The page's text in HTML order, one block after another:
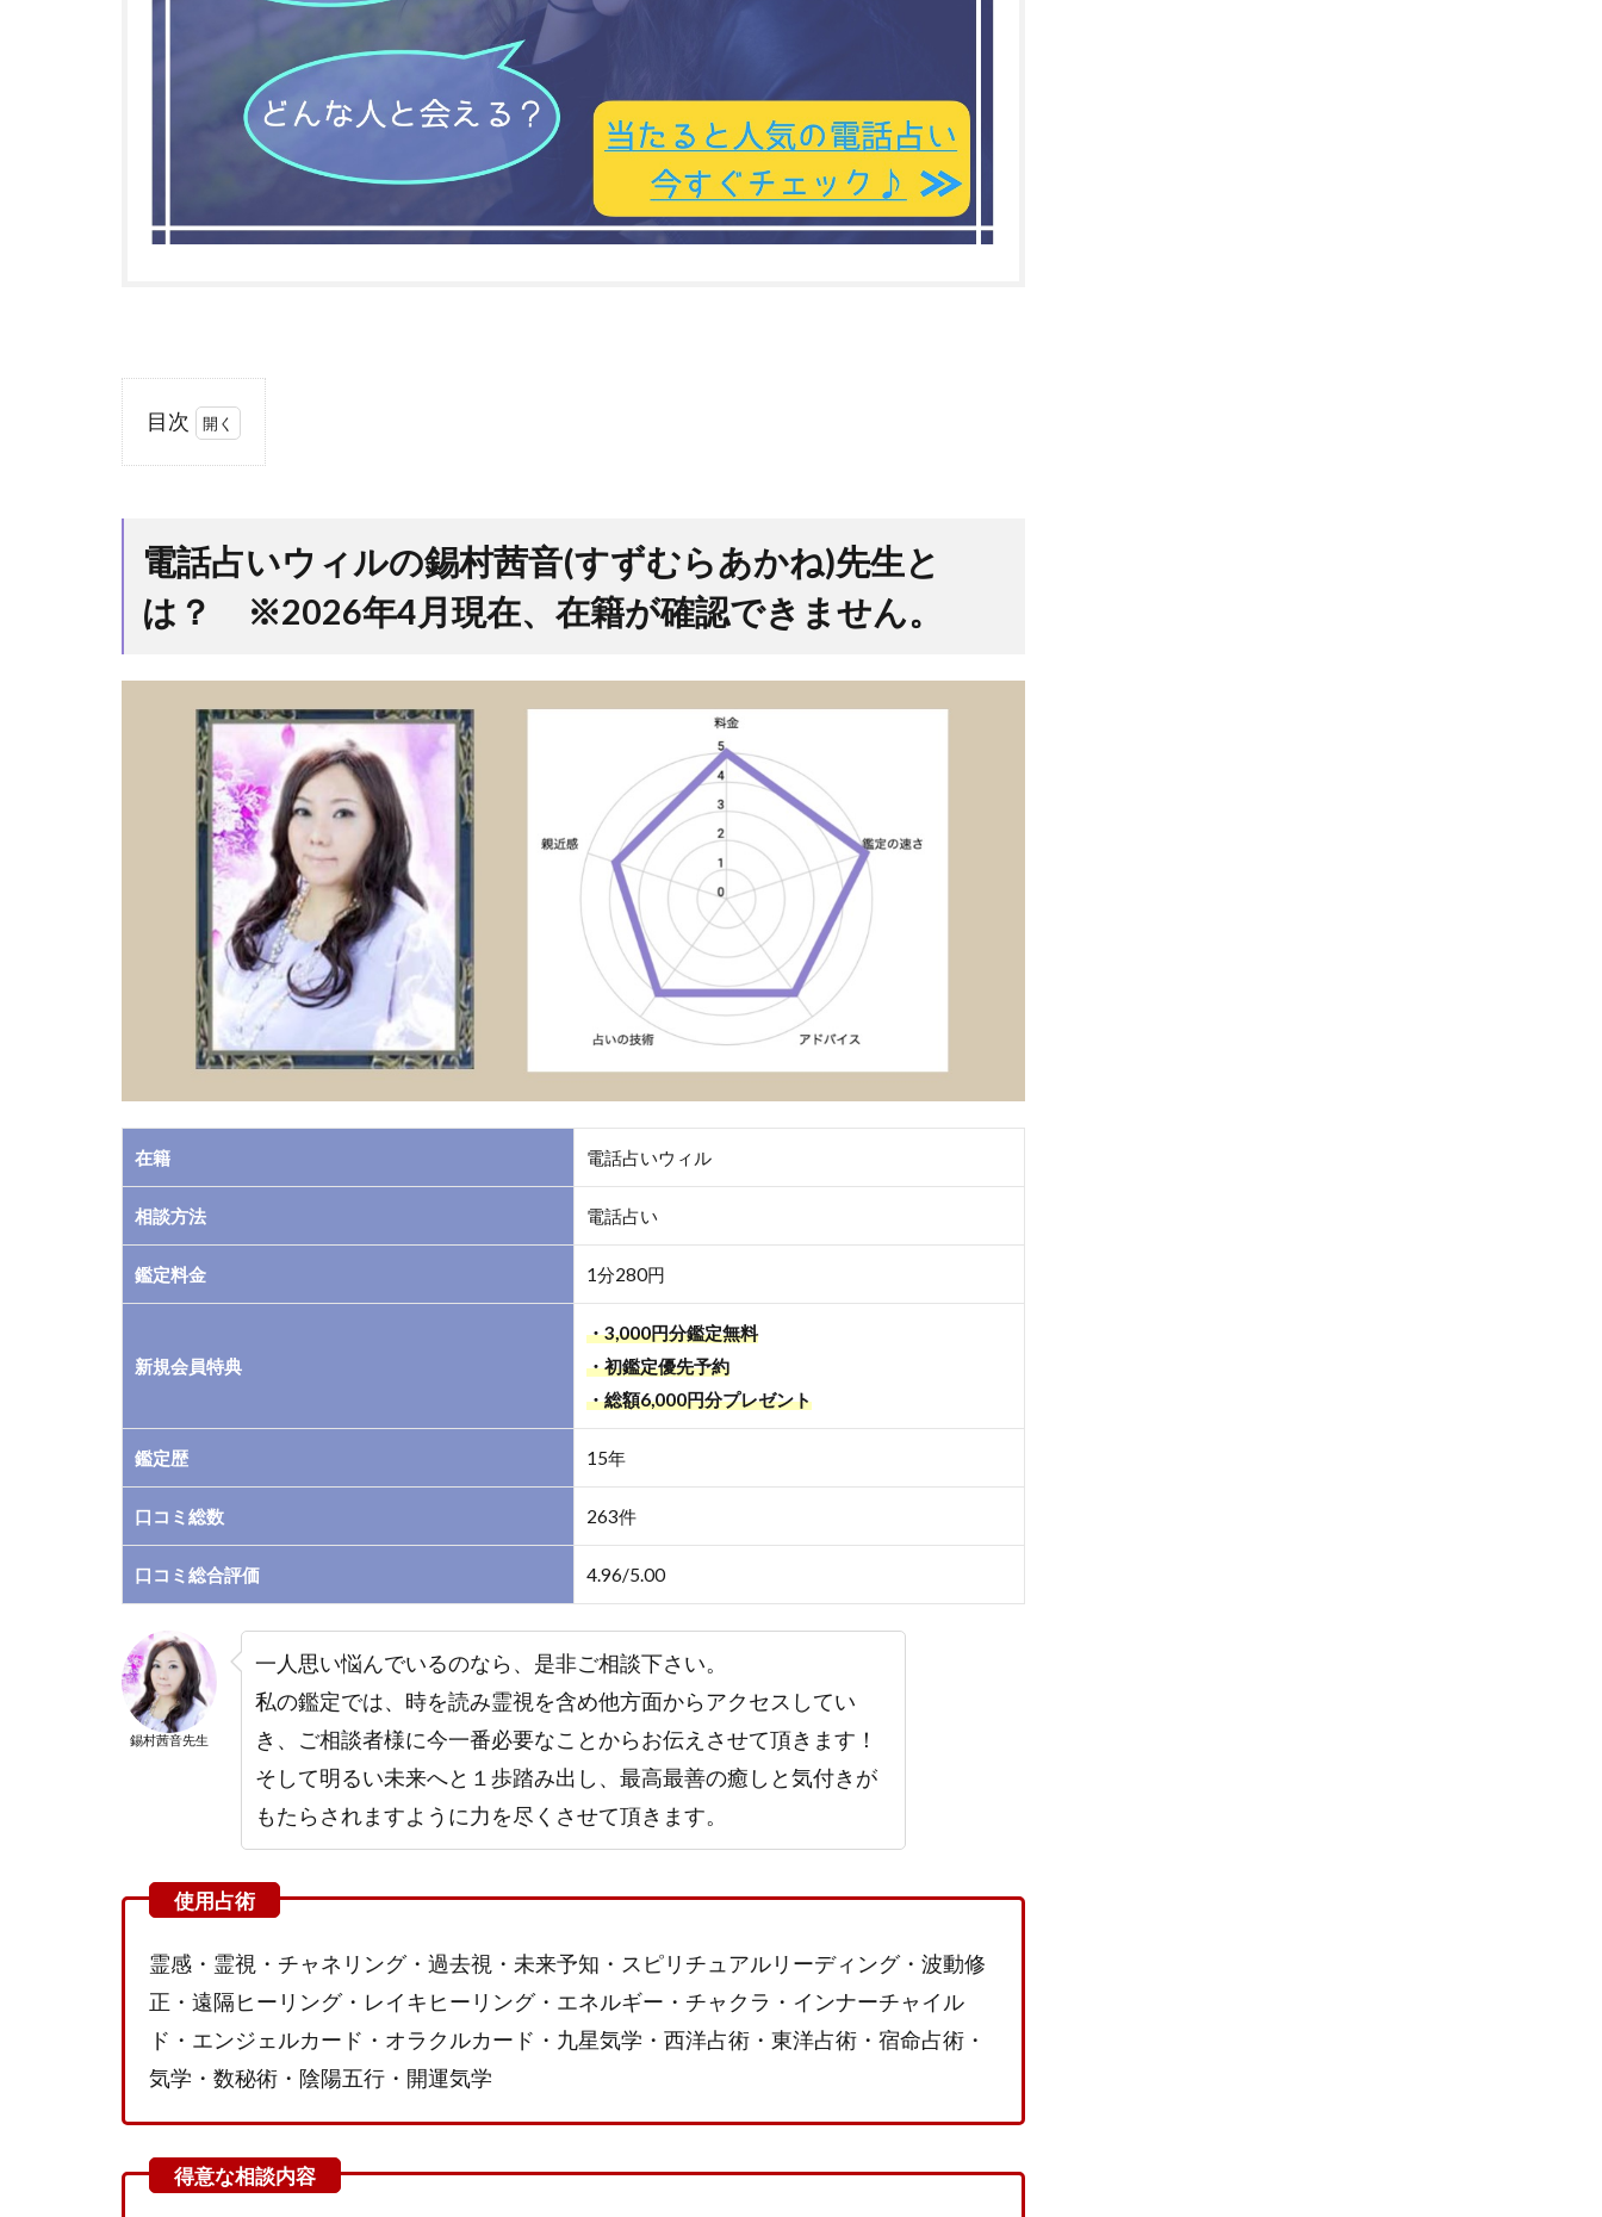
目次
の錫村
茜音(す
ずむら
あかね)
は？
※2026
現在、
在籍が
確認で
錫村
茜音
(すず
むら
あか
によ
り恋
愛や
仕事
を成
功へ
のが
2
電話
占い
ウィ
ル｜
錫村
(す
ずむ
らあ
か
評判
錫村
茜音
(すず
あか
残念
な口
電話占いウィルの錫村茜音(すずむらあかね)先生と
は？ ※2026年4月現在、在籍が確認できません。
在籍 電話占いウィル
相談方法 電話占い
鑑定料金 1分280円
新規会員特典
・3,000円分鑑定無料
・初鑑定優先予約
・総額6,000円分プレゼント
鑑定歴 15年
口コミ総数 263件
口コミ総合評価 4.96/5.00
錫村茜音先生
一人思い悩んでいるのなら、是非ご相談下さい。
私の鑑定では、時を読み霊視を含め他方面からアクセスしてい
き、ご相談者様に今一番必要なことからお伝えさせて頂きます！
そして明るい未来へと１歩踏み出し、最高最善の癒しと気付きが
もたらされますように力を尽くさせて頂きます。
霊感・霊視・チャネリング・過去視・未来予知・スピリチュアルリーディング・波動修
正・遠隔ヒーリング・レイキヒーリング・エネルギー・チャクラ・インナーチャイル
ド・エンジェルカード・オラクルカード・九星気学・西洋占術・東洋占術・宿命占術・
気学・数秘術・陰陽五行・開運気学